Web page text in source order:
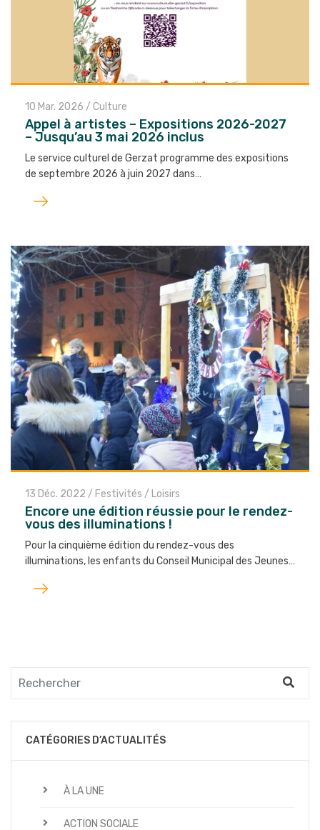
10 Mar. 2026 / Culture
Appel à artistes – Expositions 2026-2027
– Jusqu’au 3 mai 2026 inclus
Le service culturel de Gerzat programme des expositions
de septembre 2026 à juin 2027 dans…
Lire
l'article
13 Déc. 2022 / Festivités / Loisirs
Encore une édition réussie pour le rendez-
vous des illuminations !
Pour la cinquième édition du rendez-vous des
illuminations, les enfants du Conseil Municipal des Jeunes…
Lire
l'article
CATÉGORIES D’ACTUALITÉS
À LA UNE
ACTION SOCIALE